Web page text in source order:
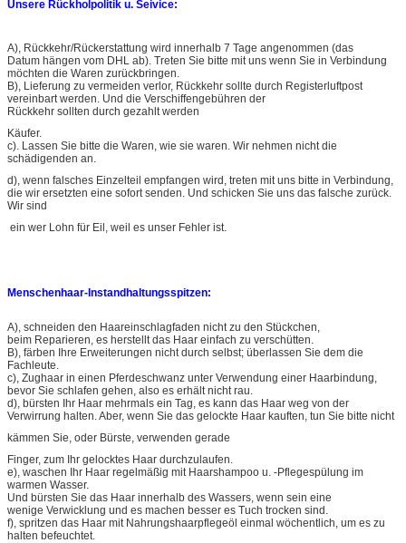
Unsere Rückholpolitik u. Seivice:
A), Rückkehr/Rückerstattung wird innerhalb 7 Tage angenommen (das
Datum hängen vom DHL ab). Treten Sie bitte mit uns wenn Sie in Verbindung
möchten die Waren zurückbringen.
B), Lieferung zu vermeiden verlor, Rückkehr sollte durch Registerluftpost
vereinbart werden. Und die Verschiffengebühren der
Rückkehr sollten durch gezahlt werden
Käufer.
c). Lassen Sie bitte die Waren, wie sie waren. Wir nehmen nicht die
schädigenden an.
d), wenn falsches Einzelteil empfangen wird, treten mit uns bitte in Verbindung,
die wir ersetzten eine sofort senden. Und schicken Sie uns das falsche zurück.
Wir sind
ein wer Lohn für Eil, weil es unser Fehler ist.
Menschenhaar-Instandhaltungsspitzen:
A), schneiden den Haareinschlagfaden nicht zu den Stückchen,
beim Reparieren, es herstellt das Haar einfach zu verschütten.
B), färben Ihre Erweiterungen nicht durch selbst; überlassen Sie dem die
Fachleute.
c), Zughaar in einen Pferdeschwanz unter Verwendung einer Haarbindung,
bevor Sie schlafen gehen, also es erhält nicht rau.
d), bürsten Ihr Haar mehrmals ein Tag, es kann das Haar weg von der
Verwirrung halten. Aber, wenn Sie das gelockte Haar kauften, tun Sie bitte nicht
kämmen Sie, oder Bürste, verwenden gerade
Finger, zum Ihr gelocktes Haar durchzulaufen.
e), waschen Ihr Haar regelmäßig mit Haarshampoo u. -Pflegespülung im
warmen Wasser.
Und bürsten Sie das Haar innerhalb des Wassers, wenn sein eine
wenige Verwicklung und es machen besser es Tuch trocken sind.
f), spritzen das Haar mit Nahrungshaarpflegeöl einmal wöchentlich, um es zu
halten befeuchtet.